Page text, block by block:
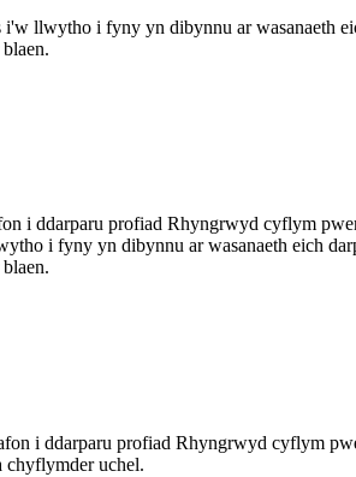
llwytho i fyny yn dibynnu ar wasanaeth
i ddarparu profiad Rhyngrwyd cyflym
i fyny yn dibynnu ar wasanaeth eich
i ddarparu profiad Rhyngrwyd cyflym
chyflymder uchel.